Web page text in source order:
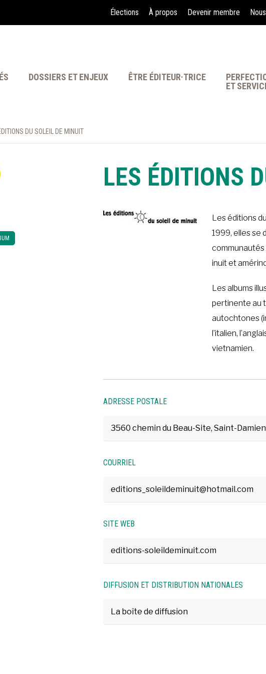
Élections À propos Devenir membre
DOSSIERS ET ENJEUX ÊTRE ÉDITEUR·TRICE
ET
À LA
DU SOLEIL DE MINUIT
LES ÉDITIONS
Les éditions
1999, elles se
communautés
inuit et
​Les albums
pertinente au
autochtones
l’italien,
vietnamien.
ADRESSE POSTALE
3560 chemin du Beau-Site, Saint-
COURRIEL
editions_soleildeminuit@hotmail.com
SITE WEB
editions-soleildeminuit.com
DIFFUSION ET DISTRIBUTION NATIONALES
La boîte de diffusion